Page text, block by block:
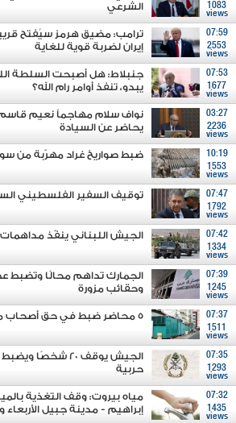
1083
views
الشرعي
07:59
2553
views
ترامب: مضيق هرمز سيُفتح
إيران لضربة قوية للغاية
07:53
1677
views
جنبلاط: هل أصبحت السلطة
يبدو، تنفذ أوامر رام الله؟
03:27
2236
views
نواف سلام مهاجماً نعيم قاسم:
يحاضر عن السيادة
10:19
1553
views
ضبط صواريخ غراد مهرّبة من
07:47
1792
views
توقيف السفير الفلسطيني
07:42
1334
views
الجيش اللبناني ينفّذ
07:39
1245
views
الجمارك تداهم محالًا وتضبط
وحقائب مزورة
07:37
1511
views
5 محاضر ضبط في حق أصحاب مولدات مخالفين
07:35
1293
views
الجيش يوقف 20 شخصًا
حربية
07:32
1435
views
مياه بيروت: وقف التغذية
إبراهيم - مدينة جبيل